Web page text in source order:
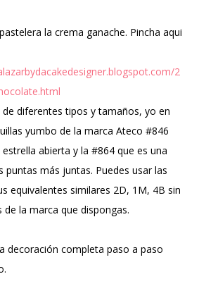
la crema ganache. Pincha aqui
2
de diferentes tipos y tamaños, yo en
yumbo de la marca Ateco #846
abierta y la #864 que es una
puntas más juntas. Puedes usar las
equivalentes similares 2D, 1M, 4B sin
la marca que dispongas.
decoración completa paso a paso